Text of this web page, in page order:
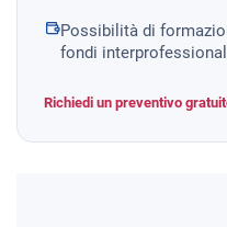
Possibilità di
fondi
Richiedi un preventivo